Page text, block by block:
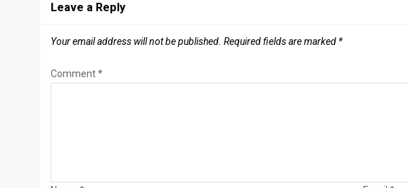
Leave a Reply
Your email address will not be published. Required fields are marked *
Comment*